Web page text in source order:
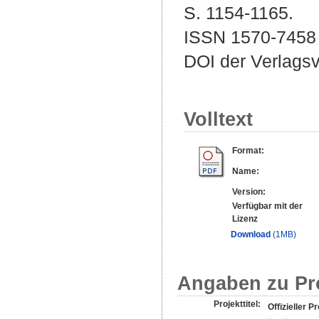
S. 1154-1165.
ISSN 1570-7458
DOI der
Volltext
Format:
Name:
Version:
Verfügbar mit der
Lizenz
Download (1MB)
Angaben zu
Projekttitel:
Offizieller